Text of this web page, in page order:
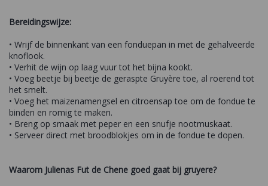
Bereidingswijze:
• Wrijf de binnenkant van een fonduepan in met de gehalveerde
knoflook.
• Verhit de wijn op laag vuur tot het bijna kookt.
• Voeg beetje bij beetje de geraspte Gruyère toe, al roerend tot
het smelt.
• Voeg het maizenamengsel en citroensap toe om de fondue te
binden en romig te maken.
• Breng op smaak met peper en een snufje nootmuskaat.
• Serveer direct met broodblokjes om in de fondue te dopen.
Waarom Julienas Fut de Chene goed gaat bij gruyere?